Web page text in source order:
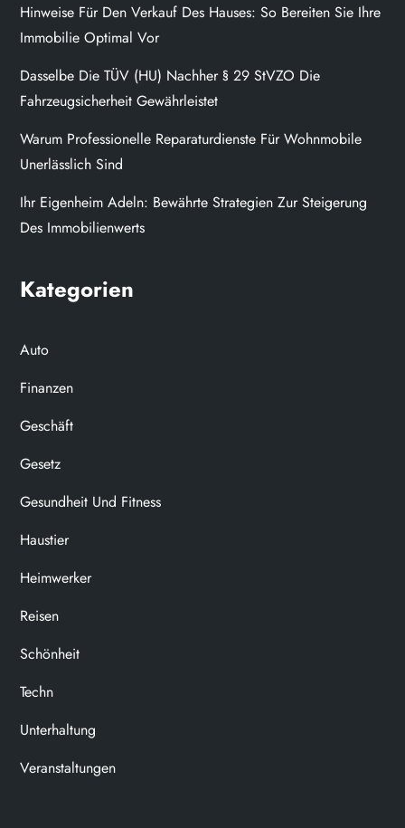
Hinweise Für Den Verkauf Des Hauses: So Bereiten Sie Ihre
Immobilie Optimal Vor
Dasselbe Die TÜV (HU) Nachher § 29 StVZO Die
Fahrzeugsicherheit Gewährleistet
Warum Professionelle Reparaturdienste Für Wohnmobile
Unerlässlich Sind
Ihr Eigenheim Adeln: Bewährte Strategien Zur Steigerung
Des Immobilienwerts
Kategorien
Auto
Finanzen
Geschäft
Gesetz
Gesundheit Und Fitness
Haustier
Heimwerker
Reisen
Schönheit
Techn
Unterhaltung
Veranstaltungen